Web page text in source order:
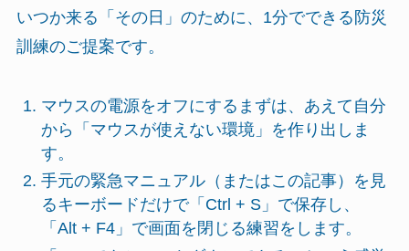
いつか来る「その日」のために、1分でできる防災
訓練のご提案です。
マウスの電源をオフにするまずは、あえて自分
から「マウスが使えない環境」を作り出しま
す。
手元の緊急マニュアル（またはこの記事）を見
るキーボードだけで「Ctrl + S」で保存し、
「Alt + F4」で画面を閉じる練習をします。